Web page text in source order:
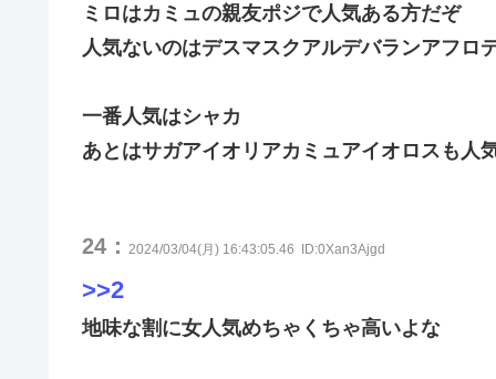
ミロはカミュの親友ポジで人気ある方だぞ
人気ないのはデスマスクアルデバランアフロ
一番人気はシャカ
あとはサガアイオリアカミュアイオロスも人
24： 2024/03/04(月) 16:43:05.46 ID:0Xan3Ajgd
>>2
地味な割に女人気めちゃくちゃ高いよな